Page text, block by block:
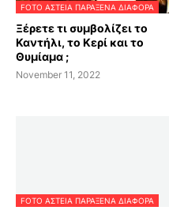
FOTO ΑΣΤΕΙΑ ΠΑΡΑΞΕΝΑ ΔΙΑΦΟΡΑ
Ξέρετε τι συμβολίζει το
Καντήλι, το Κερί και το
Θυμίαμα ;
November 11, 2022
FOTO ΑΣΤΕΙΑ ΠΑΡΑΞΕΝΑ ΔΙΑΦΟΡΑ